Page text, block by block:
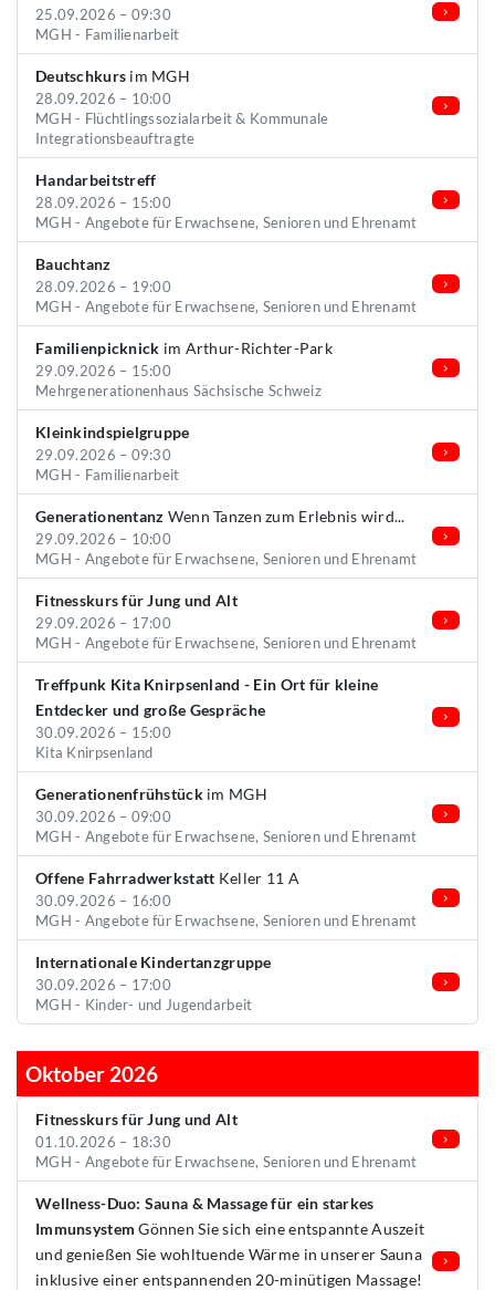
25.09.2026 – 09:30
MGH - Familienarbeit
Deutschkurs im MGH
28.09.2026 – 10:00
MGH - Flüchtlingssozialarbeit & Kommunale
Integrationsbeauftragte
Handarbeitstreff
28.09.2026 – 15:00
MGH - Angebote für Erwachsene, Senioren und Ehrenamt
Bauchtanz
28.09.2026 – 19:00
MGH - Angebote für Erwachsene, Senioren und Ehrenamt
Familienpicknick im Arthur-Richter-Park
29.09.2026 – 15:00
Mehrgenerationenhaus Sächsische Schweiz
Kleinkindspielgruppe
29.09.2026 – 09:30
MGH - Familienarbeit
Generationentanz Wenn Tanzen zum Erlebnis wird...
29.09.2026 – 10:00
MGH - Angebote für Erwachsene, Senioren und Ehrenamt
Fitnesskurs für Jung und Alt
29.09.2026 – 17:00
MGH - Angebote für Erwachsene, Senioren und Ehrenamt
Treffpunk Kita Knirpsenland - Ein Ort für kleine
Entdecker und große Gespräche
30.09.2026 – 15:00
Kita Knirpsenland
Generationenfrühstückim MGH
30.09.2026 – 09:00
MGH - Angebote für Erwachsene, Senioren und Ehrenamt
Offene Fahrradwerkstatt Keller 11 A
30.09.2026 – 16:00
MGH - Angebote für Erwachsene, Senioren und Ehrenamt
Internationale Kindertanzgruppe
30.09.2026 – 17:00
MGH - Kinder- und Jugendarbeit
Oktober 2026
Fitnesskurs für Jung und Alt
01.10.2026 – 18:30
MGH - Angebote für Erwachsene, Senioren und Ehrenamt
Wellness-Duo: Sauna & Massage für ein starkes
Immunsystem Gönnen Sie sich eine entspannte Auszeit
und genießen Sie wohltuende Wärme in unserer Sauna
inklusive einer entspannenden 20-minütigen Massage!